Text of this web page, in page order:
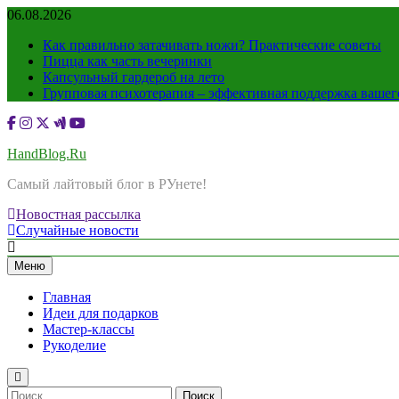
Перейти
содержимому
06.08.2026
Как правильно затачивать ножи? Практические советы
Пицца как часть вечеринки
Капсульный гардероб на лето
Групповая психотерапия – эффективная поддержка
HandBlog.Ru
Самый лайтовый блог в РУнете!
Новостная рассылка
Случайные новости
Меню
Главная
Идеи для подарков
Мастер-классы
Рукоделие
Найти: